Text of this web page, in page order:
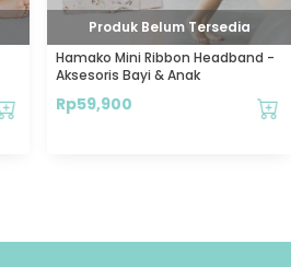
Produk Belum Tersedia
Hamako Mini Ribbon Headband -
Aksesoris Bayi & Anak
Rp59,900